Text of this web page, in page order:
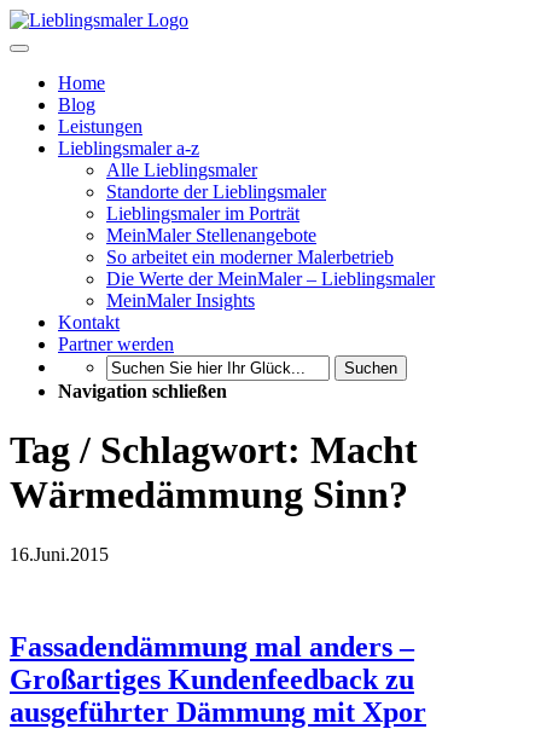
Home
Blog
Leistungen
Lieblingsmaler a-z
Alle Lieblingsmaler
Standorte der Lieblingsmaler
Lieblingsmaler im Porträt
MeinMaler Stellenangebote
So arbeitet ein moderner Malerbetrieb
Die Werte der MeinMaler – Lieblingsmaler
MeinMaler Insights
Kontakt
Partner werden
Suchen
Navigation schließen
Tag / Schlagwort: Macht
Wärmedämmung Sinn?
16.Juni.2015
Fassadendämmung mal anders –
Großartiges Kundenfeedback zu
ausgeführter Dämmung mit Xpor